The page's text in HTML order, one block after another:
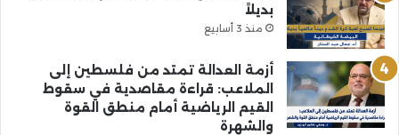
بديلاً
منذ 3 أسابيع
أزمة العدالة تمتد من فلسطين إلى
الملاعب: قراءة مقاصدية في سقوط
القيم الرياضية أمام منطق القوة
والشهرة